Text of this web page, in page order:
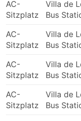
AC-
Sitzplatz
Villa de
Bus
AC-
Sitzplatz
Villa de
Bus
AC-
Sitzplatz
Villa de
Bus
AC-
Sitzplatz
Villa de
Bus